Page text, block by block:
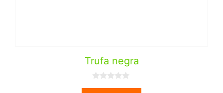
Trufa negra